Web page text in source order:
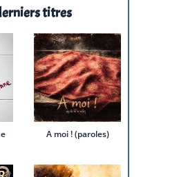
titres
A moi ! (paroles)